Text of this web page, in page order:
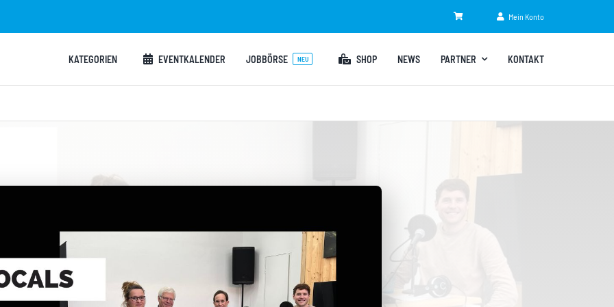
Mein Konto
KATEGORIEN EVENTKALENDER JOBBÖRSE NEU SHOP NEWS PARTNER KONTAKT